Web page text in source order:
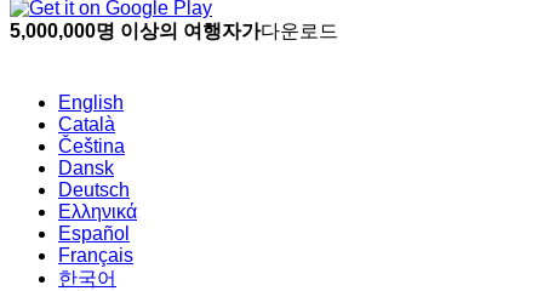
5,000,000명 이상의 여행자가다운로드
English
Català
Čeština
Dansk
Deutsch
Ελληνικά
Español
Français
한국어